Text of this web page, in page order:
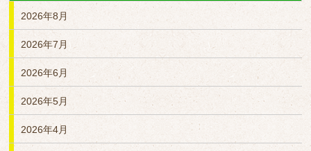
2026年8月
2026年7月
2026年6月
2026年5月
2026年4月